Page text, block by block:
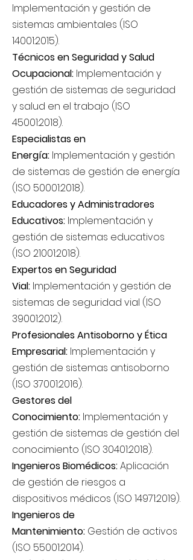
Implementación y gestión de
sistemas ambientales (ISO
14001:2015).
Técnicos en Seguridad y Salud
Ocupacional: Implementación y
gestión de sistemas de seguridad
y salud en el trabajo (ISO
45001:2018).
Especialistas en
Energía: Implementación y gestión
de sistemas de gestión de energía
(ISO 50001:2018).
Educadores y Administradores
Educativos: Implementación y
gestión de sistemas educativos
(ISO 21001:2018).
Expertos en Seguridad
Vial: Implementación y gestión de
sistemas de seguridad vial (ISO
39001:2012).
Profesionales Antisoborno y Ética
Empresarial: Implementación y
gestión de sistemas antisoborno
(ISO 37001:2016).
Gestores del
Conocimiento: Implementación y
gestión de sistemas de gestión del
conocimiento (ISO 30401:2018).
Ingenieros Biomédicos:Aplicación
de gestión de riesgos a
dispositivos médicos (ISO 14971:2019).
Ingenieros de
Mantenimiento: Gestión de activos
(ISO 55001:2014).